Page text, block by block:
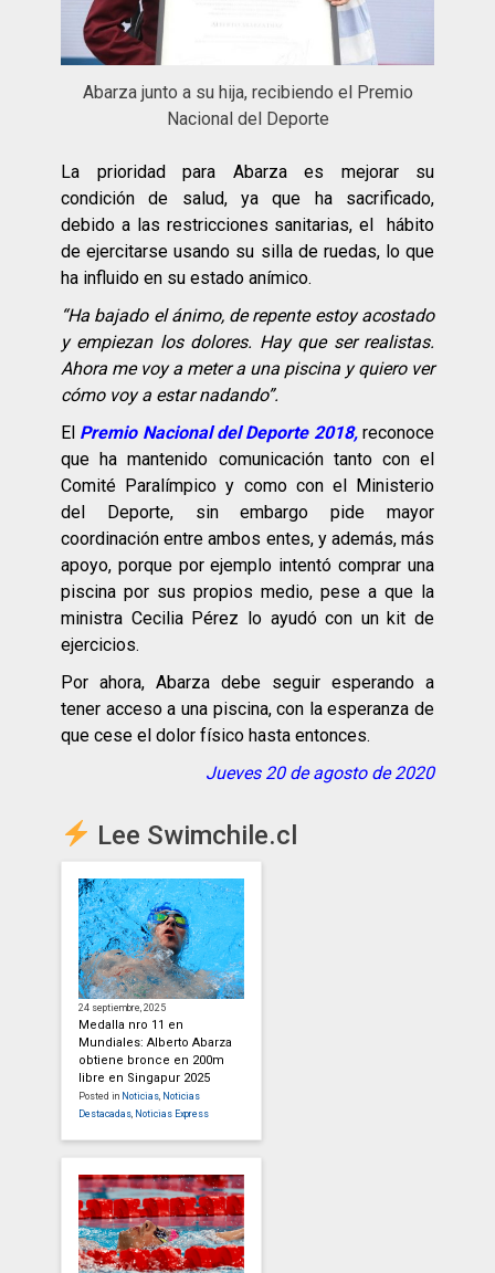
Abarza junto a su hija, recibiendo el Premio
Nacional del Deporte
La prioridad para Abarza es mejorar su
condición de salud, ya que ha sacrificado,
debido a las restricciones sanitarias, el hábito
de ejercitarse usando su silla de ruedas, lo que
ha influido en su estado anímico.
“Ha bajado el ánimo, de repente estoy acostado
y empiezan los dolores. Hay que ser realistas.
Ahora me voy a meter a una piscina y quiero ver
cómo voy a estar nadando”.
El Premio Nacional del Deporte 2018,reconoce
que ha mantenido comunicación tanto con el
Comité Paralímpico y como con el Ministerio
del Deporte, sin embargo pide mayor
coordinación entre ambos entes, y además, más
apoyo, porque por ejemplo intentó comprar una
piscina por sus propios medio, pese a que la
ministra Cecilia Pérez lo ayudó con un kit de
ejercicios.
Por ahora, Abarza debe seguir esperando a
tener acceso a una piscina, con la esperanza de
que cese el dolor físico hasta entonces.
Jueves 20 de agosto de 2020
Lee Swimchile.cl
24 septiembre, 2025
Medalla nro 11 en
Mundiales: Alberto Abarza
obtiene bronce en 200m
libre en Singapur 2025
Posted in Noticias Noticias
Destacadas Noticias Express